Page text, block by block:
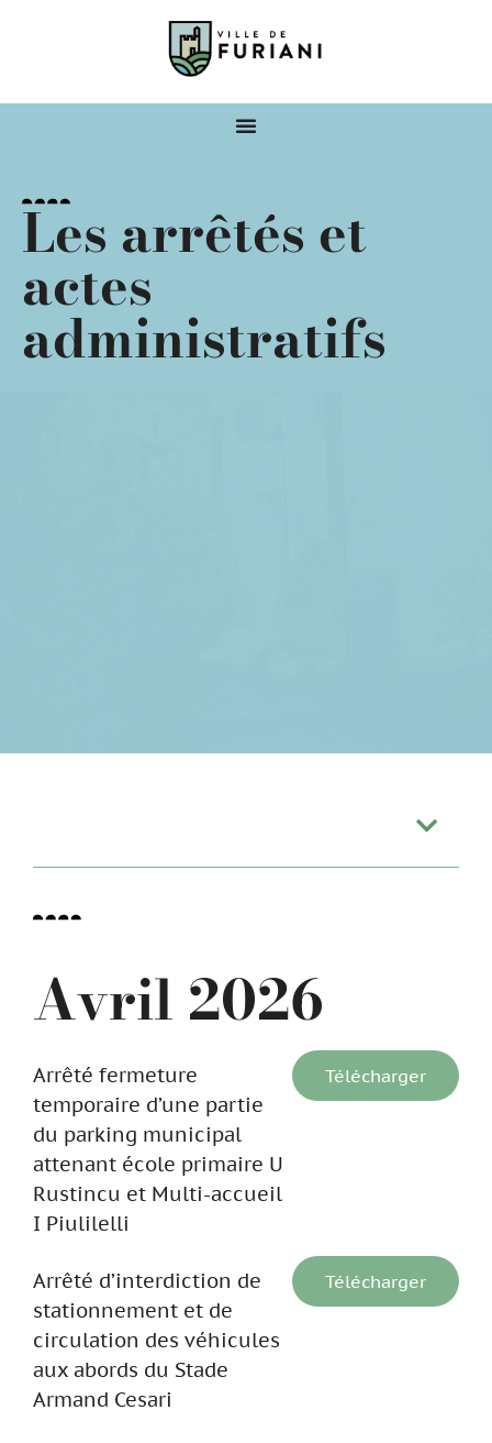
Les arrêtés et
actes
administratifs
Avril 2026
Arrêté fermeture
temporaire d’une partie
du parking municipal
attenant école primaire U
Rustincu et Multi-accueil
I Piulilelli
Télécharger
Arrêté d’interdiction de
stationnement et de
circulation des véhicules
aux abords du Stade
Armand Cesari
Télécharger